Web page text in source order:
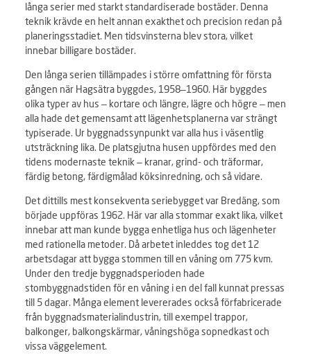
långa serier med starkt standardiserade bostäder. Denna
teknik krävde en helt annan exakthet och precision redan på
planeringsstadiet. Men tidsvinsterna blev stora, vilket
innebar billigare bostäder.
Den långa serien tillämpades i större omfattning för första
gången när Hagsätra byggdes, 1958–1960. Här byggdes
olika typer av hus – kortare och längre, lägre och högre – men
alla hade det gemensamt att lägenhetsplanerna var strängt
typiserade. Ur byggnadssynpunkt var alla hus i väsentlig
utsträckning lika. De platsgjutna husen uppfördes med den
tidens modernaste teknik – kranar, grind- och träformar,
färdig betong, färdigmålad köksinredning, och så vidare.
Det dittills mest konsekventa seriebygget var Bredäng, som
började uppföras 1962. Här var alla stommar exakt lika, vilket
innebar att man kunde bygga enhetliga hus och lägenheter
med rationella metoder. Då arbetet inleddes tog det 12
arbetsdagar att bygga stommen till en våning om 775 kvm.
Under den tredje byggnadsperioden hade
stombyggnadstiden för en våning i en del fall kunnat pressas
till 5 dagar. Många element levererades också förfabricerade
från byggnadsmaterialindustrin, till exempel trappor,
balkonger, balkongskärmar, våningshöga sopnedkast och
vissa väggelement.